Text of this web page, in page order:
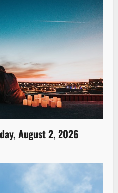
August 2, 2026